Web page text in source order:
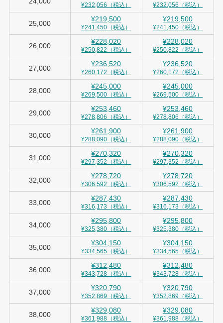
¥232,056（税込） ¥232,056（税込）
25,000
¥219,500
¥241,450（税込）
¥219,500
¥241,450（税込）
26,000
¥228,020
¥250,822（税込）
¥228,020
¥250,822（税込）
27,000
¥236,520
¥260,172（税込）
¥236,520
¥260,172（税込）
28,000
¥245,000
¥269,500（税込）
¥245,000
¥269,500（税込）
29,000
¥253,460
¥278,806（税込）
¥253,460
¥278,806（税込）
30,000
¥261,900
¥288,090（税込）
¥261,900
¥288,090（税込）
31,000
¥270,320
¥297,352（税込）
¥270,320
¥297,352（税込）
32,000
¥278,720
¥306,592（税込）
¥278,720
¥306,592（税込）
33,000
¥287,430
¥316,173（税込）
¥287,430
¥316,173（税込）
34,000
¥295,800
¥325,380（税込）
¥295,800
¥325,380（税込）
35,000
¥304,150
¥334,565（税込）
¥304,150
¥334,565（税込）
36,000
¥312,480
¥343,728（税込）
¥312,480
¥343,728（税込）
37,000
¥320,790
¥352,869（税込）
¥320,790
¥352,869（税込）
38,000
¥329,080
¥361,988（税込）
¥329,080
¥361,988（税込）